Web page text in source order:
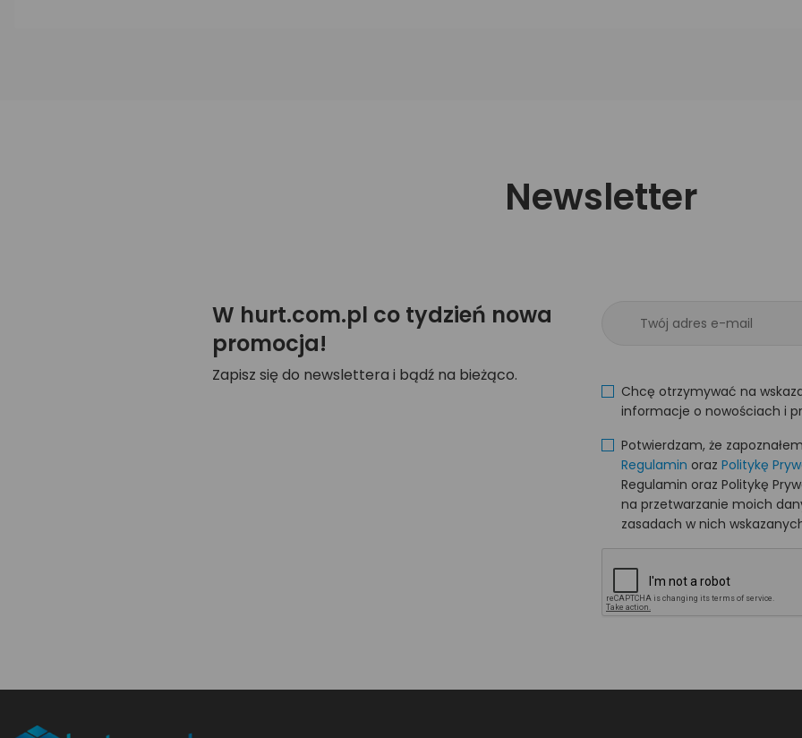
Newsletter
W hurt.com.pl co tydzień nowa
promocja!
Zapisz się do newslettera i bądź na bieżąco.
Chcę otrzymywać na
informacje o nowościach i
Potwierdzam, że
Regulamin oraz Politykę
Regulamin oraz Politykę
na przetwarzanie moich
zasadach w nich